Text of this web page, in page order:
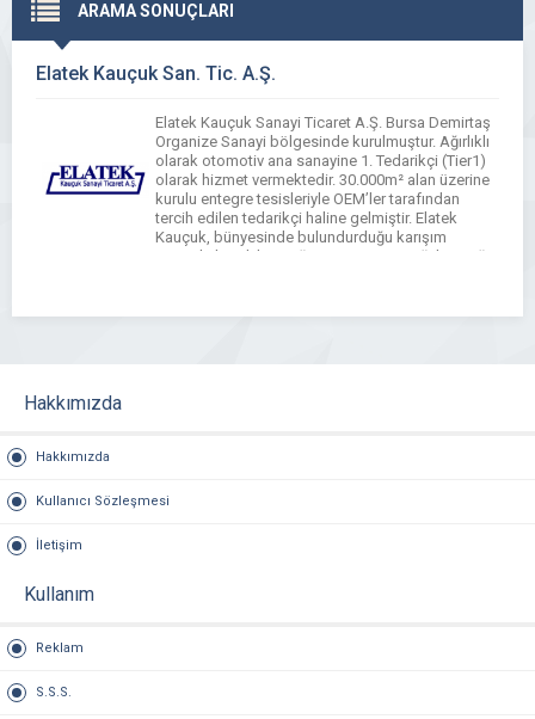
ARAMA SONUÇLARI
Elatek Kauçuk San. Tic. A.Ş.
Elatek Kauçuk Sanayi Ticaret A.Ş. Bursa Demirtaş
Organize Sanayi bölgesinde kurulmuştur. Ağırlıklı
olarak otomotiv ana sanayine 1. Tedarikçi (Tier1)
olarak hizmet vermektedir. 30.000m² alan üzerine
kurulu entegre tesisleriyle OEM’ler tarafından
tercih edilen tedarikçi haline gelmiştir. Elatek
Kauçuk, bünyesinde bulundurduğu karışım
tesisiyle kendi kauçuğunu üreten, ürettiği kauçuğu
Hakkımızda
Hakkımızda
Kullanıcı Sözleşmesi
İletişim
Kullanım
Reklam
S.S.S.